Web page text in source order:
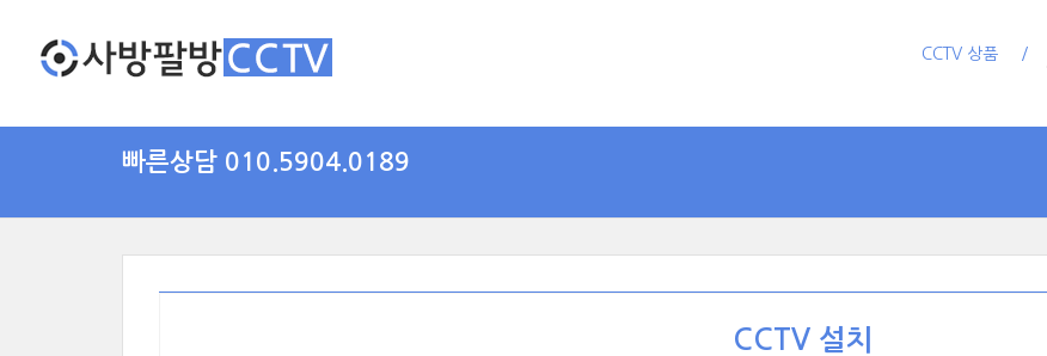
CCTV 상품
빠른상담 010.5904.0189
CCTV 설치